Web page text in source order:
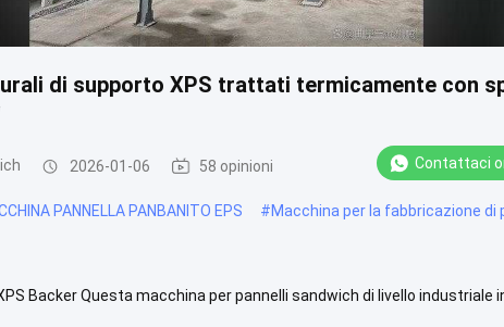
di supporto XPS trattati termicamente con
2026-01-06 58 opinioni Contattaci
PANNELLA PANBANITO EPS #Macchina per la fabbricazione di
Backer Questa macchina per pannelli sandwich di livello industriale